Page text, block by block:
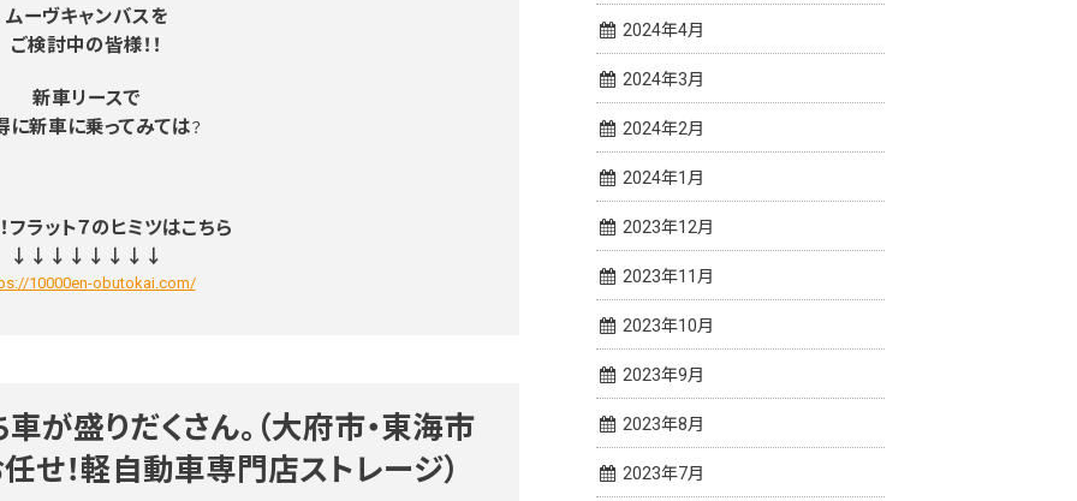
ムーヴキャンバスを
ご検討中の皆様！！
新車リースで
に新車に乗ってみては？
フラット７のヒミツはこちら
↓↓↓↓↓↓↓↓
10000en-obutokai.com/
が盛りだくさん。（大府市・東海市
せ！軽自動車専門店ストレージ）
2024年4月
2024年3月
2024年2月
2024年1月
2023年12月
2023年11月
2023年10月
2023年9月
2023年8月
2023年7月